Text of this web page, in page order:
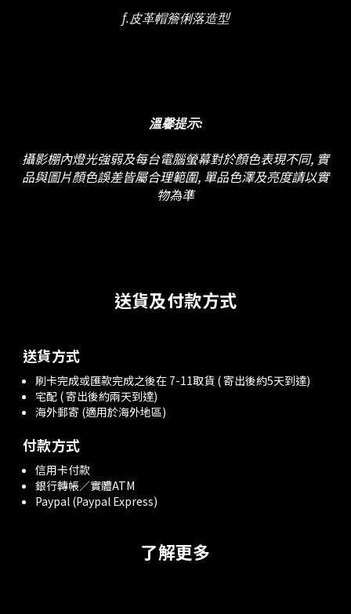
f.皮革帽簷俐落造型
溫馨提示:
攝影棚內燈光強弱及每台電腦螢幕對於顏色表現不同, 實
品與圖片顏色誤差皆屬合理範圍, 單品色澤及亮度請以實
物為準
送貨及付款方式
送貨方式
刷卡完成或匯款完成之後在 7-11取貨 ( 寄出後約5天到達)
宅配 ( 寄出後約兩天到達)
海外郵寄 (適用於海外地區)
付款方式
信用卡付款
銀行轉帳／實體ATM
Paypal (Paypal Express)
了解更多